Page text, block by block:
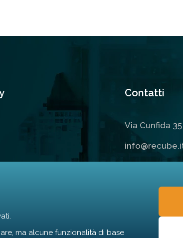
Contatti
Via Cunfida
ma alcune funzionalità di base